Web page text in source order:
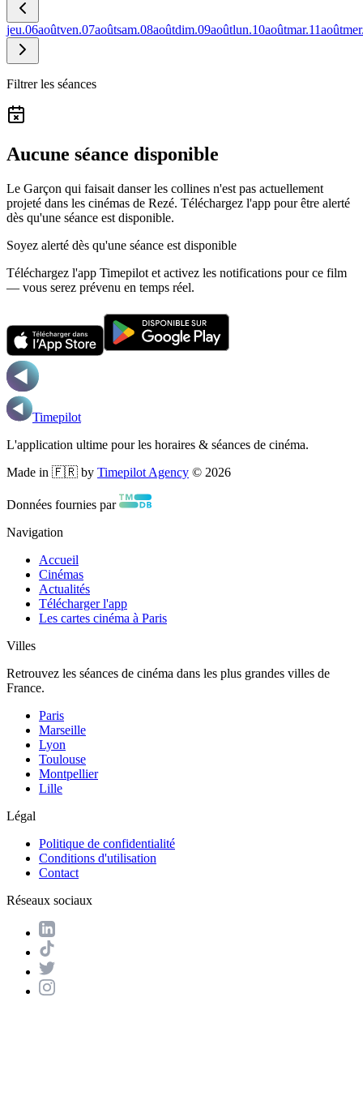
jeu.06aoûtven.07aoûtsam.08aoûtdim.09aoûtlun.10aoûtmar.11août
Filtrer les séances
Aucune séance disponible
Le Garçon qui faisait danser les collines n'est pas actuellement
projeté dans les cinémas de Rezé. Téléchargez l'app pour être alerté
dès qu'une séance est disponible.
Soyez alerté dès qu'une séance est disponible
Téléchargez l'app Timepilot et activez les notifications pour ce film
— vous serez prévenu en temps réel.
Timepilot
L'application ultime pour les horaires & séances de cinéma.
Made in 🇫🇷 by Timepilot Agency © 2026
Données fournies par
Navigation
Accueil
Cinémas
Actualités
Télécharger l'app
Les cartes cinéma à Paris
Villes
Retrouvez les séances de cinéma dans les plus grandes villes de
France.
Paris
Marseille
Lyon
Toulouse
Montpellier
Lille
Légal
Politique de confidentialité
Conditions d'utilisation
Contact
Réseaux sociaux